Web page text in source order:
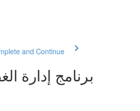
and Continue
برنامج إدارة